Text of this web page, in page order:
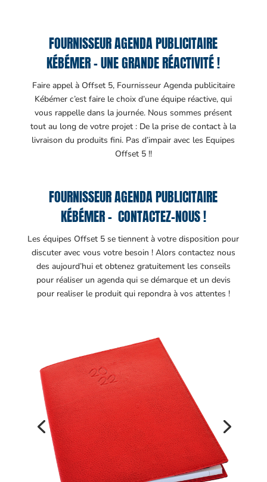
FOURNISSEUR AGENDA PUBLICITAIRE
KÉBÉMER – UNE GRANDE RÉACTIVITÉ !
Faire appel à Offset 5, Fournisseur Agenda publicitaire
Kébémer c’est faire le choix d’une équipe réactive, qui
vous rappelle dans la journée. Nous sommes présent
tout au long de votre projet : De la prise de contact à la
livraison du produits fini. Pas d’impair avec les Equipes
Offset 5 !!
FOURNISSEUR AGENDA PUBLICITAIRE
KÉBÉMER – CONTACTEZ-NOUS !
Les équipes Offset 5 se tiennent à votre disposition pour
discuter avec vous votre besoin ! Alors contactez nous
des aujourd’hui et obtenez gratuitement les conseils
pour réaliser un agenda qui se démarque et un devis
pour realiser le produit qui repondra à vos attentes !